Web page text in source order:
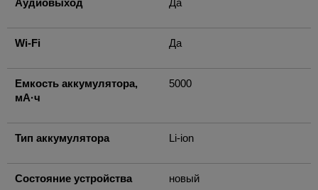
Аудиовыход Да
Wi-Fi Да
Емкость аккумулятора,
мА·ч
5000
Тип аккумулятора Li-ion
Состояние устройства новый